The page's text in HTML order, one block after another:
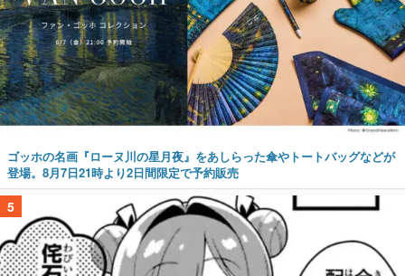
ゴッホの名画『ローヌ川の星月夜』をあしらった傘やトートバッグなどが
登場。8月7日21時より2日間限定で予約販売
5